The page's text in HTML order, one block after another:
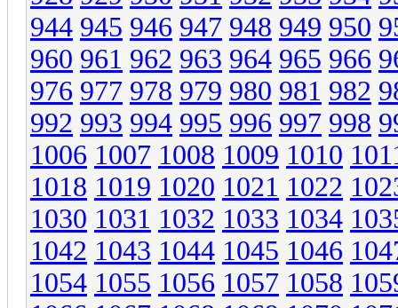
944 945 946 947 948 949 950
960 961 962 963 964 965 966
976 977 978 979 980 981 982
992 993 994 995 996 997 998
1006 1007 1008 1009 1010
1018 1019 1020 1021 1022
1030 1031 1032 1033 1034
1042 1043 1044 1045 1046
1054 1055 1056 1057 1058